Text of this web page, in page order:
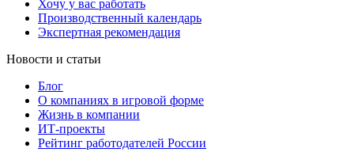
Хочу у вас работать
Производственный календарь
Экспертная рекомендация
Новости и статьи
Блог
О компаниях в игровой форме
Жизнь в компании
ИТ-проекты
Рейтинг работодателей России